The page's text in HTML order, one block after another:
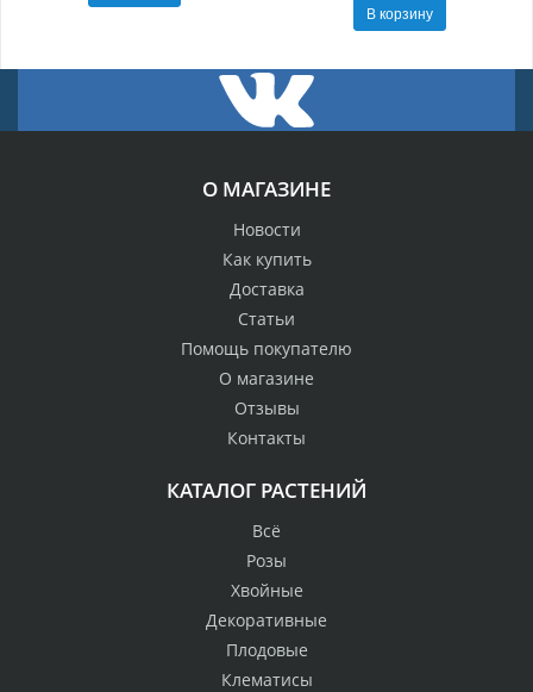
В корзину
О МАГАЗИНЕ
Новости
Как купить
Доставка
Статьи
Помощь покупателю
О магазине
Отзывы
Контакты
КАТАЛОГ РАСТЕНИЙ
Всё
Розы
Хвойные
Декоративные
Плодовые
Клематисы